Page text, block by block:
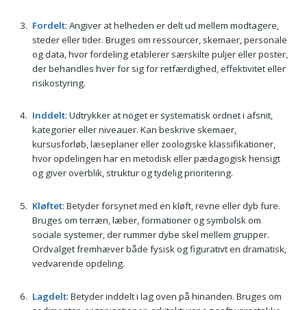
Fordelt: Angiver at helheden er delt ud mellem modtagere,
steder eller tider. Bruges om ressourcer, skemaer, personale
og data, hvor fordeling etablerer særskilte puljer eller poster,
der behandles hver for sig for retfærdighed, effektivitet eller
risikostyring.
Inddelt: Udtrykker at noget er systematisk ordnet i afsnit,
kategorier eller niveauer. Kan beskrive skemaer,
kursusforløb, læseplaner eller zoologiske klassifikationer,
hvor opdelingen har en metodisk eller pædagogisk hensigt
og giver overblik, struktur og tydelig prioritering.
Kløftet: Betyder forsynet med en kløft, revne eller dyb fure.
Bruges om terræn, læber, formationer og symbolsk om
sociale systemer, der rummer dybe skel mellem grupper.
Ordvalget fremhæver både fysisk og figurativt en dramatisk,
vedvarende opdeling.
Lagdelt: Betyder inddelt i lag oven på hinanden. Bruges om